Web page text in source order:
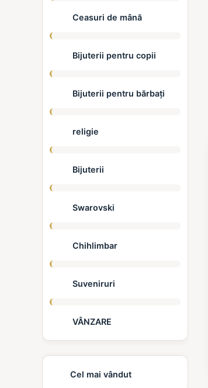
Ceasuri de mână
Bijuterii pentru copii
Bijuterii pentru bărbați
religie
Bijuterii
Swarovski
Chihlimbar
Suveniruri
VÂNZARE
Cel mai vândut